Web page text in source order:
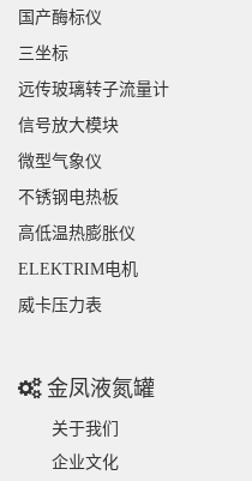
国产酶标仪
三坐标
远传玻璃转子流量计
信号放大模块
微型气象仪
不锈钢电热板
高低温热膨胀仪
ELEKTRIM电机
威卡压力表
金凤液氮罐
关于我们
企业文化